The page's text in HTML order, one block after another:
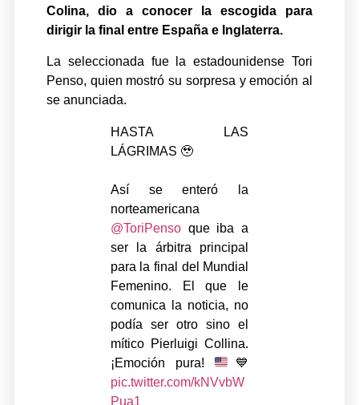
Colina, dio a conocer la escogida para
dirigir la final entre España e Inglaterra.
La seleccionada fue la estadounidense Tori
Penso, quien mostró su sorpresa y emoción al
se anunciada.
HASTA LAS
LÁGRIMAS 🥹
Así se enteró la
norteamericana
@ToriPensoque iba a
ser la árbitra principal
para la final del Mundial
Femenino. El que le
comunica la noticia, no
podía ser otro sino el
mítico Pierluigi Collina.
¡Emoción pura!
💙
pic.twitter.com/kNVvbW
Pua1